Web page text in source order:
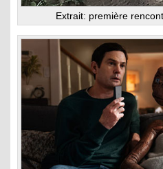
Extrait: première